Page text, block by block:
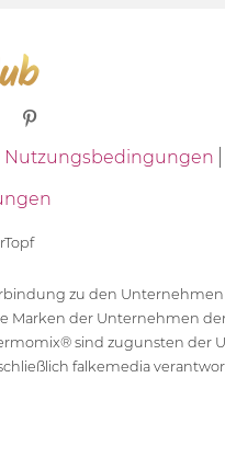
Nutzungsbedingungen
zu den
der Unternehmen
sind zugunsten der
falkemedia